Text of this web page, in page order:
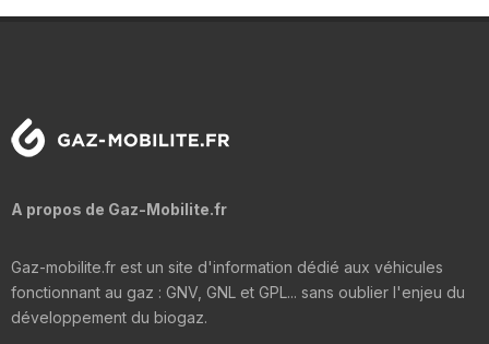
A propos de Gaz-Mobilite.fr
Gaz-mobilite.fr est un site d'information dédié aux véhicules
fonctionnant au gaz : GNV, GNL et GPL... sans oublier l'enjeu du
développement du biogaz.